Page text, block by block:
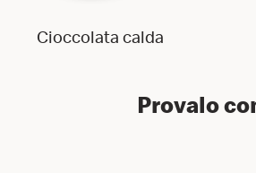
Cioccolata calda
Provalo